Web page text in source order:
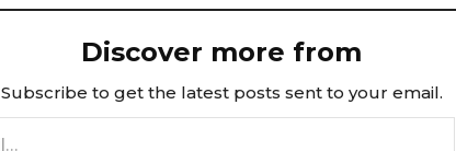
Discover more from
Subscribe to get the latest posts sent to your email.